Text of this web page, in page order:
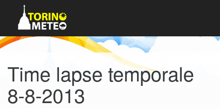
Time lapse temporale
8-8-2013